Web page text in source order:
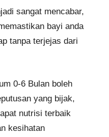
sangat mencabar,
bayi anda
tanpa terjejas dari
0-6 Bulan boleh
yang bijak,
nutrisi terbaik
kesihatan